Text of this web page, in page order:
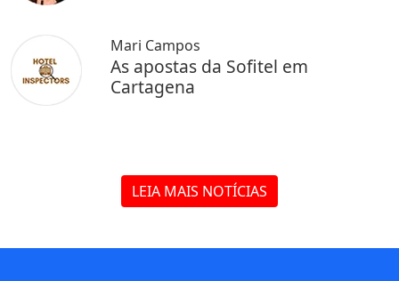
Mari Campos
As apostas da Sofitel em
Cartagena
LEIA MAIS NOTÍCIAS